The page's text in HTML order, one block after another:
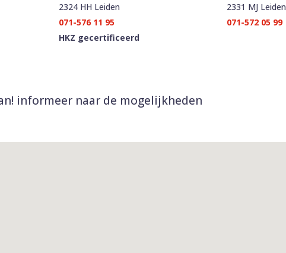
2324 HH Leiden
071-576 11 95
HKZ gecertificeerd
2331 MJ Leiden
071-572 05 99
informeer naar de mogelijkheden